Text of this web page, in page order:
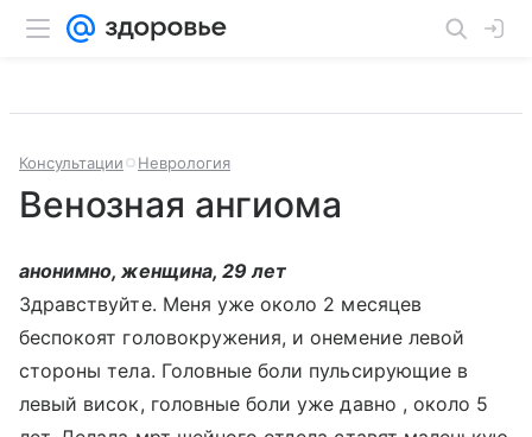
Консультации Неврология
Венозная ангиома
анонимно, женщина, 29 лет
Здравствуйте. Меня уже около 2 месяцев
беспокоят головокружения, и онемение левой
стороны тела. Головные боли пульсирующие в
левый висок, головные боли уже давно , около 5